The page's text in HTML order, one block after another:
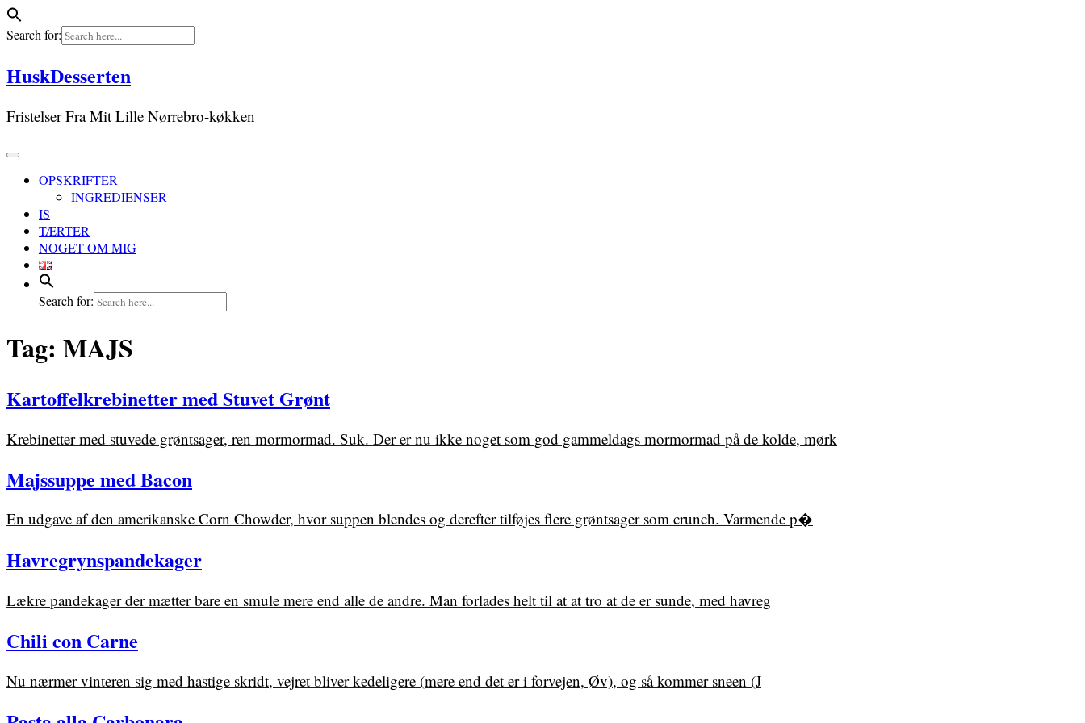
Search for:
Skip
to
HuskDesserten
Fristelser Fra Mit Lille Nørrebro-køkken
OPSKRIFTER
INGREDIENSER
IS
TÆRTER
NOGET OM MIG
Search for:
Tag: MAJS
Kartoffelkrebinetter med Stuvet Grønt
Krebinetter med stuvede grøntsager, ren mormormad. Suk. Der er nu ikke noget som god gammeldags mormormad på de kolde, mørk
Majssuppe med Bacon
En udgave af den amerikanske Corn Chowder, hvor suppen blendes og derefter tilføjes flere grøntsager som crunch. Varmende p�
Havregrynspandekager
Lækre pandekager der mætter bare en smule mere end alle de andre. Man forlades helt til at at tro at de er sunde, med havreg
Chili con Carne
Nu nærmer vinteren sig med hastige skridt, vejret bliver kedeligere (mere end det er i forvejen, Øv), og så kommer sneen (J